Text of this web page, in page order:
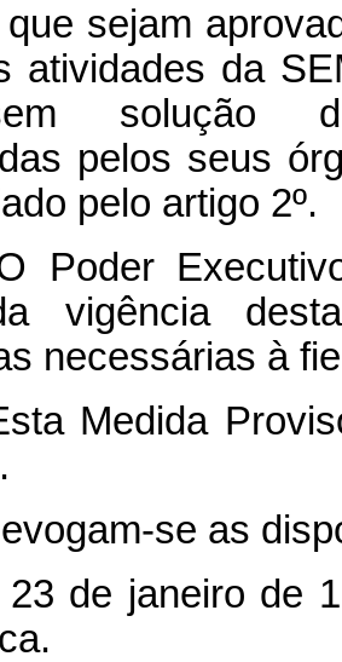
que sejam
atividades da
solução de
pelos seus
pelo artigo 2º.
Poder
vigência
necessárias à
Medida
se as
de janeiro de